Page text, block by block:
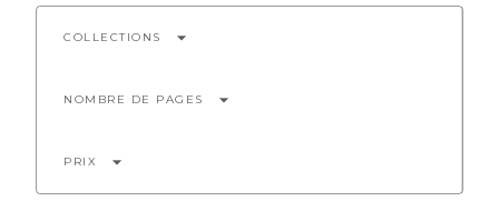
COLLECTIONS arrow_drop_down
NOMBRE DE PAGES arrow_drop_down
PRIX arrow_drop_down